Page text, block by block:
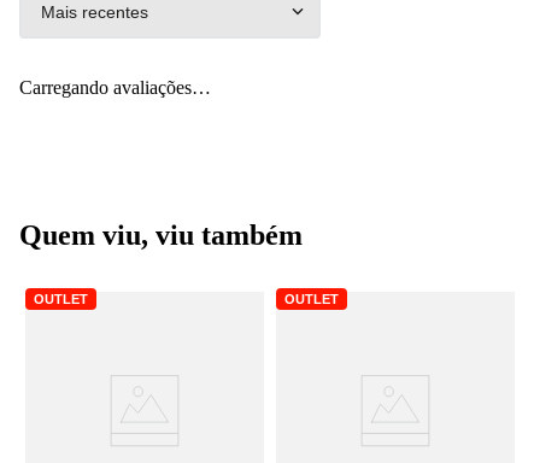
Mais recentes
Carregando avaliações…
Quem viu, viu também
OUTLET OUTLET